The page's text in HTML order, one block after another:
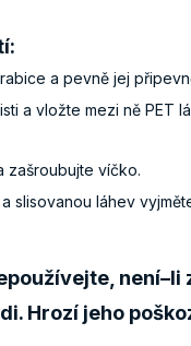
a pevně jej
a vložte mezi ně PET
zašroubujte víčko.
slisovanou láhev
není–li
Hrozí jeho